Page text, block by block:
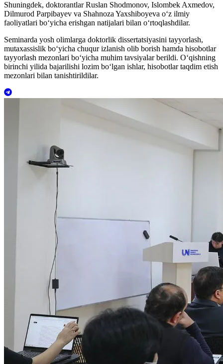
Shuningdek, doktorantlar Ruslan Shodmonov, Islombek Axmedov,
Dilmurod Parpibayev va Shahnoza Yaxshiboyeva o‘z ilmiy
faoliyatlari bo‘yicha erishgan natijalari bilan o‘rtoqlashdilar.
Seminarda yosh olimlarga doktorlik dissertatsiyasini tayyorlash,
mutaxassislik bo‘yicha chuqur izlanish olib borish hamda hisobotlar
tayyorlash mezonlari bo‘yicha muhim tavsiyalar berildi. O‘qishning
birinchi yilida bajarilishi lozim bo‘lgan ishlar, hisobotlar taqdim etish
mezonlari bilan tanishtirildilar.